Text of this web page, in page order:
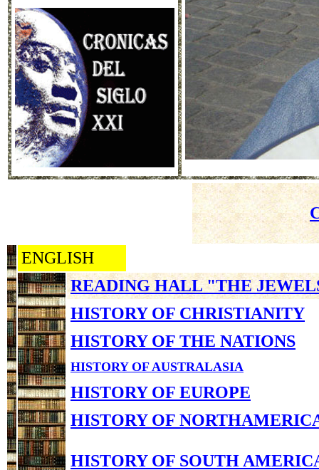
ENGLISH
READING HALL "THE
HISTORY OF CHRISTIANITY
HISTORY OF THE NATIONS
HISTORY OF AUSTRALASIA
HISTORY OF EUROPE
HISTORY OF
HISTORY OF SOUTH